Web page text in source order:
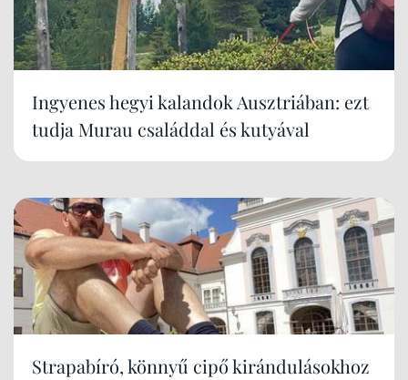
Ingyenes hegyi kalandok Ausztriában: ezt
tudja Murau családdal és kutyával
Strapabíró, könnyű cipő kirándulásokhoz